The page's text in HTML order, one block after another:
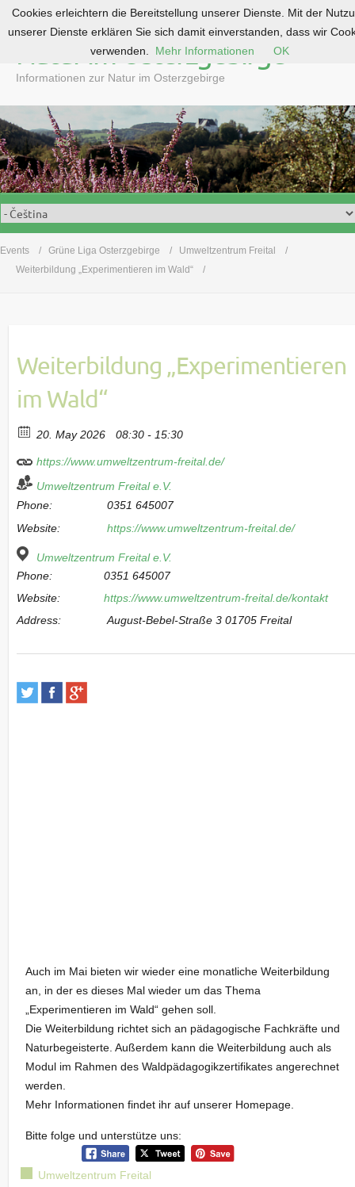
o
c
o
n
t
e
n
Natur im Osterzgebirge
Informationen zur Natur im Osterzgebirge
Events Grüne Liga Osterzgebirge
Umweltzentrum Freital
Weiterbildung „Experimentieren im Wald“
Weiterbildung „Experimentieren
im Wald“
20. May 2026 08:30 - 15:30
https://www.umweltzentrum-freital.de/
Umweltzentrum Freital e.V.
Phone:
0351 645007
Website:
https://www.umweltzentrum-freital.de/
Umweltzentrum Freital e.V.
Phone:
0351 645007
Website:
https://www.umweltzentrum-freital.de/kontakt
Address:
August-Bebel-Straße 3 01705 Freital
Auch im Mai bieten wir wieder eine monatliche Weiterbildung
an, in der es dieses Mal wieder um das Thema
„Experimentieren im Wald“ gehen soll.
Die Weiterbildung richtet sich an pädagogische Fachkräfte und
Naturbegeisterte. Außerdem kann die Weiterbildung auch als
Modul im Rahmen des Waldpädagogikzertifikates angerechnet
werden.
Mehr Informationen findet ihr auf unserer Homepage.
Bitte folge und unterstütze uns:
Umweltzentrum Freital
Cookies erleichtern die Bereitstellung unserer Dienste. Mit der
unserer Dienste erklären Sie sich damit einverstanden, dass wir
verwenden.
Mehr Informationen OK